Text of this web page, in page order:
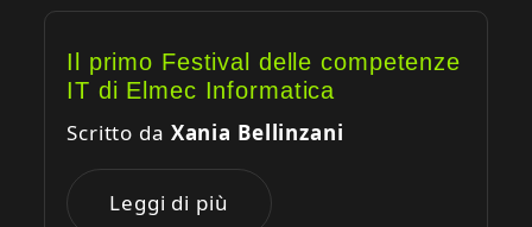
Il primo Festival delle competenze
IT di Elmec Informatica
Scritto da Xania Bellinzani
Leggi di più